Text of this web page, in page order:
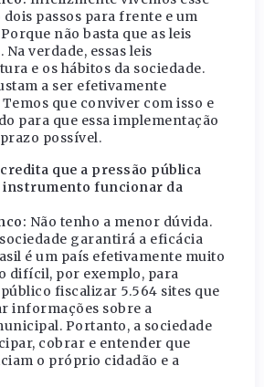
passos para frente e um
não basta que as leis
Na verdade, essas leis
e os hábitos da sociedade.
a ser efetivamente
que conviver com isso e
para que essa implementação
possível.
que a pressão pública
instrumento funcionar da
Não tenho a menor dúvida.
garantirá a eficácia
é um país efetivamente muito
difícil, por exemplo, para
fiscalizar 5.564 sites que
informações sobre a
Portanto, a sociedade
cobrar e entender que
o próprio cidadão e a